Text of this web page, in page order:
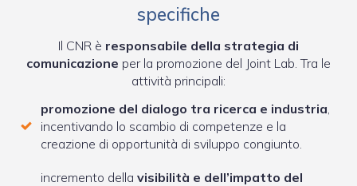
specifiche
Il CNR è responsabile della strategia di
comunicazione per la promozione del Joint Lab. Tra le
attività principali:
promozione del dialogo tra ricerca e industria,
incentivando lo scambio di competenze e la
creazione di opportunità di sviluppo congiunto.
incremento della visibilità e dell’impatto del